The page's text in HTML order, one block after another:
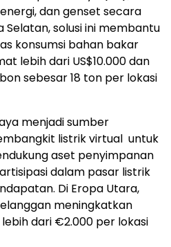
dan genset secara
Selatan, solusi ini membantu
konsumsi bahan bakar
lebih dari US$10.000 dan
sebesar 18 ton per lokasi
menjadi sumber
listrik virtual untuk
aset penyimpanan
dalam pasar listrik
Di Eropa Utara,
meningkatkan
dari €2.000 per lokasi